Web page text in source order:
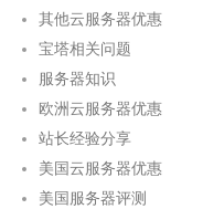
其他云服务器优惠
宝塔相关问题
服务器知识
欧洲云服务器优惠
站长经验分享
美国云服务器优惠
美国服务器评测